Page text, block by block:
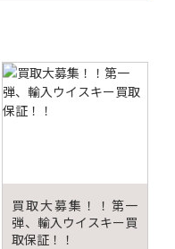
買取大募集！！第一
弾、輸入ウイスキー買
取保証！！